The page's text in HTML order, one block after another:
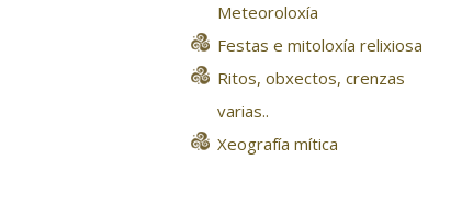
Meteoroloxía
Festas e mitoloxía relixiosa
Ritos, obxectos, crenzas
varias..
Xeografía mítica